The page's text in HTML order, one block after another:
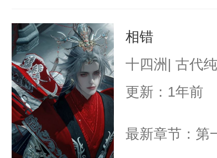
相错
十四洲| 古代
更新：1年前
最新章节：第